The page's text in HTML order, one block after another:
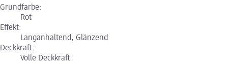
Grundfarbe:
Rot
Effekt:
Langanhaltend, Glänzend
Deckkraft:
Volle Deckkraft